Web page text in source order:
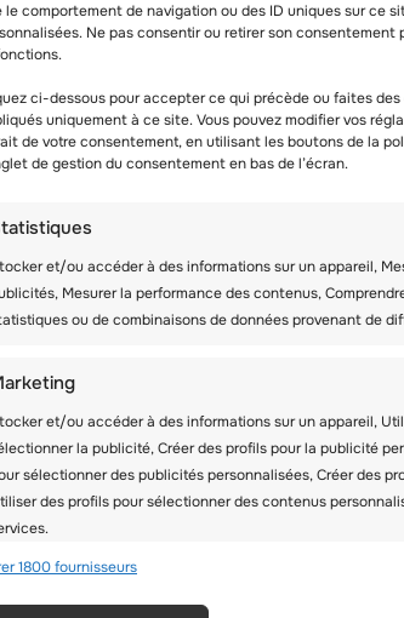
le comportement de navigation ou des ID uniques sur ce
Ne pas consentir ou retirer son
ci-dessous pour accepter ce qui précède ou faites
uniquement à ce site. Vous pouvez modifier vos
de votre consentement, en utilisant les boutons de la
de gestion du consentement en bas de l’écran.
et/ou accéder à des informations sur un appareil,
Mesurer la performance des contenus,
ou de combinaisons de données provenant de
et/ou accéder à des informations sur un appareil,
la publicité, Créer des profils pour la publicité
sélectionner des publicités personnalisées, Créer des
des profils pour sélectionner des contenus
1800 fournisseurs
manque de bonnes glaces. Les
de l’art populaire,
de 60 ans, également connu sous
Il s’agit du Disney California
Disneyland.